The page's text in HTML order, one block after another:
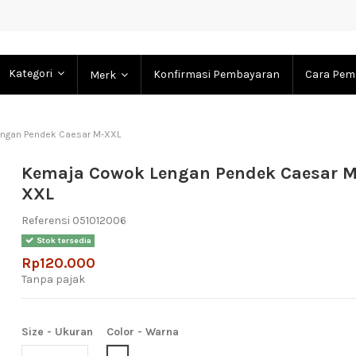
Kategori Merk Konfirmasi Pembayaran Cara
Pendek Caesar M-XXL
Kemaja Cowok Lengan Pendek Caesar
XXL
Referensi 051012006
Stok tersedia
Rp120.000
Tanpa pajak
Size - Ukuran
Color - Warna